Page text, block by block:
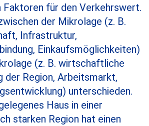
für den Verkehrswert.
der Mikrolage (z. B.
Infrastruktur,
Einkaufsmöglichkeiten)
(z. B. wirtschaftliche
der Region, Arbeitsmarkt,
unterschieden.
Haus in einer
starken Region hat einen